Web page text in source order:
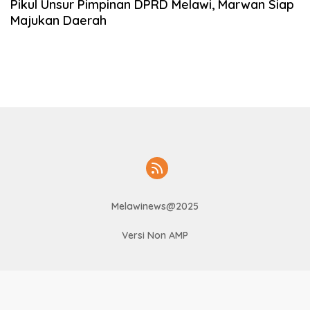
Pikul Unsur Pimpinan DPRD Melawi, Marwan Siap
Majukan Daerah
Melawinews@2025
Versi Non AMP